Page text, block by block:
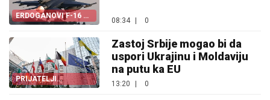
ERDOGANOVI F-16 U
ESTONIJI
08:34 0
PRIJATELJI
ZAPADNOG
Zastoj Srbije mogao bi da
uspori Ukrajinu i Moldaviju
na putu ka EU
13:20 0